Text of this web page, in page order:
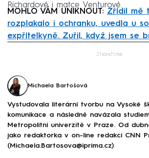
Richardové i matce Venturové.
MOHLO VÁM UNIKNOUT: Zřídil mě
rozplakalo i ochranku, uvedla u
expřítelkyně. Zuřil, když jsem se
Failed to fetch
Showtime
Michaela Bartošová
Vystudovala literární tvorbu na Vysoké
komunikace a následně navázala
Metropolitní univerzitě v Praze. Od
jako redaktorka v on-line redakci CNN
(Michaela.Bartosova@iprima.cz)